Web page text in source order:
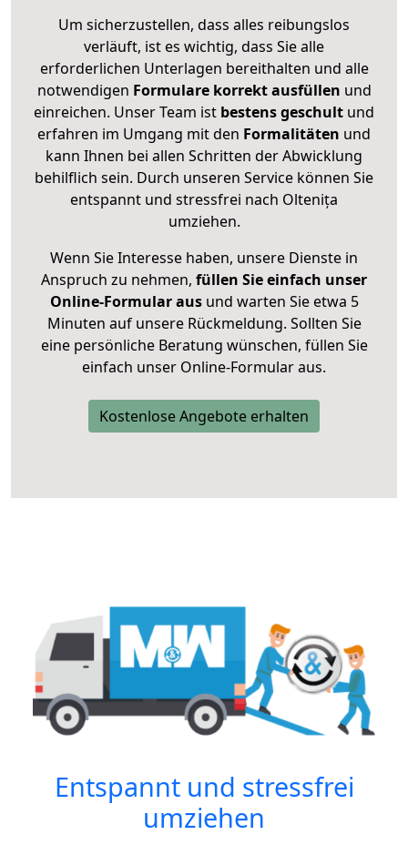
Um sicherzustellen, dass alles reibungslos
verläuft, ist es wichtig, dass Sie alle
erforderlichen Unterlagen bereithalten und alle
notwendigen Formulare korrekt ausfüllen und
einreichen. Unser Team ist bestens geschult und
erfahren im Umgang mit den Formalitäten und
kann Ihnen bei allen Schritten der Abwicklung
behilflich sein. Durch unseren Service können Sie
entspannt und stressfrei nach Oltenița
umziehen.
Wenn Sie Interesse haben, unsere Dienste in
Anspruch zu nehmen, füllen Sie einfach unser
Online-Formular ausund warten Sie etwa 5
Minuten auf unsere Rückmeldung. Sollten Sie
eine persönliche Beratung wünschen, füllen Sie
einfach unser Online-Formular aus.
Kostenlose Angebote erhalten
Entspannt und stressfrei
umziehen